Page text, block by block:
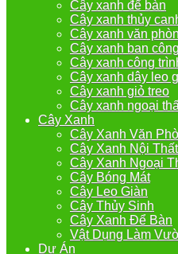
Cây xanh để bàn
Cây xanh thủy
Cây xanh văn
Cây xanh ban công
Cây xanh công
Cây xanh dây leo
Cây xanh giỏ treo
Cây xanh ngoại
Cây Xanh
Cây Xanh Văn
Cây Xanh Nội Thất
Cây Xanh Ngoại
Cây Bóng Mát
Cây Leo Giàn
Cây Thủy Sinh
Cây Xanh Để Bàn
Vật Dụng Làm
Dự Án